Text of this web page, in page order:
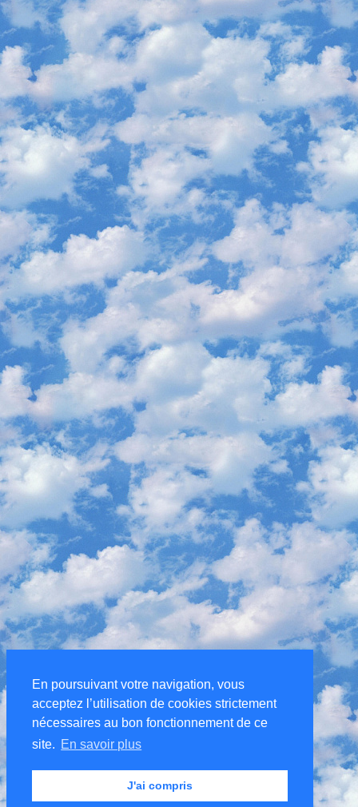
En poursuivant votre navigation, vous
acceptez l’utilisation de cookies strictement
nécessaires au bon fonctionnement de ce
site. En savoir plus
J'ai compris